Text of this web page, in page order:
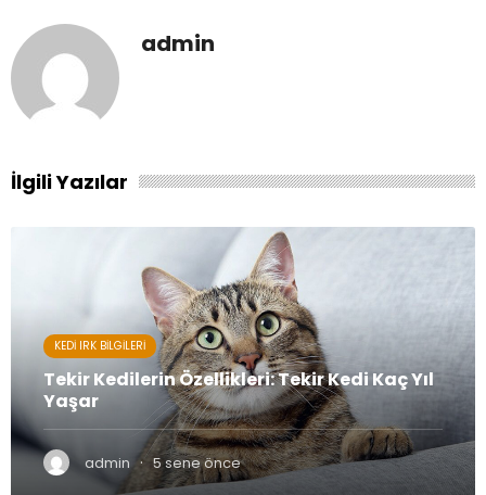
admin
İlgili Yazılar
KEDI IRK BILGILERI
Tekir Kedilerin Özellikleri: Tekir Kedi Kaç Yıl
Yaşar
admin · 5 sene önce